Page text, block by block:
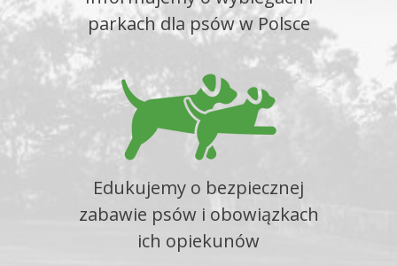
parkach dla psów w Polsce
Edukujemy o bezpiecznej
zabawie psów i obowiązkach
ich opiekunów